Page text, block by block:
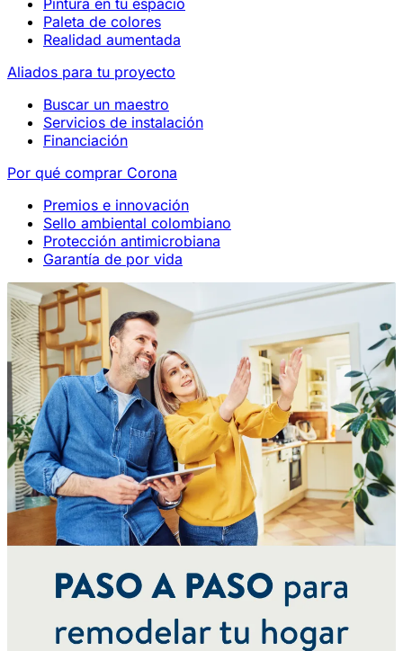
Pintura en tu espacio
Paleta de colores
Realidad aumentada
Aliados para tu proyecto
Buscar un maestro
Servicios de instalación
Financiación
Por qué comprar Corona
Premios e innovación
Sello ambiental colombiano
Protección antimicrobiana
Garantía de por vida